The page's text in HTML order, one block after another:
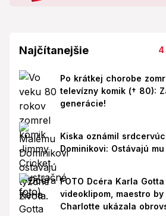
Najčítanejšie 4
Po krátkej chorobe
televízny komik († 80):
generácie!
Kiska oznámil
Dominikovi: Ostávajú
FOTO Dcéra Karla
videoklipom, maestro
Charlotte ukázala